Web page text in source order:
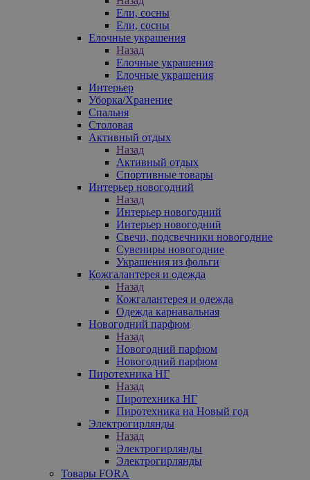
Ели, сосны
Ели, сосны
Елочные украшения
Назад
Елочные украшения
Елочные украшения
Интерьер
Уборка/Хранение
Спальня
Столовая
Активный отдых
Назад
Активный отдых
Спортивные товары
Интерьер новогодний
Назад
Интерьер новогодний
Интерьер новогодний
Свечи, подсвечники новогодние
Сувениры новогодние
Украшения из фольги
Кожгалантерея и одежда
Назад
Кожгалантерея и одежда
Одежда карнавальная
Новогодний парфюм
Назад
Новогодний парфюм
Новогодний парфюм
Пиротехника НГ
Назад
Пиротехника НГ
Пиротехника на Новый год
Электрогирлянды
Назад
Электрогирлянды
Электрогирлянды
Товары FORA